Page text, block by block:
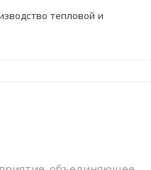
тепловой и